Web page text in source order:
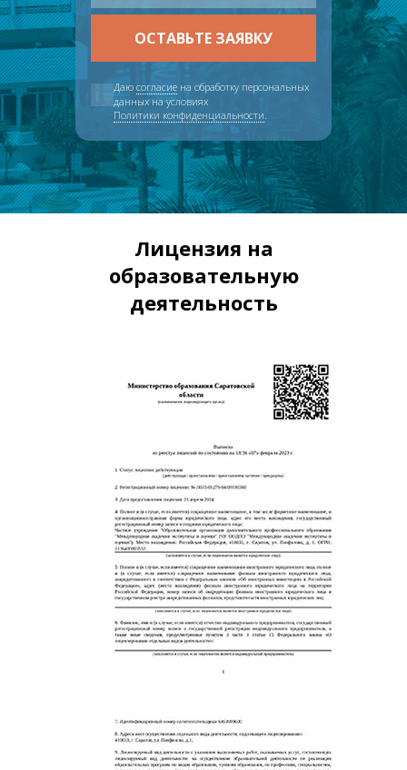
Даюсогласие на обработку персональных
данных на условиях
Политики конфиденциальности
Лицензия на
образовательную
деятельность